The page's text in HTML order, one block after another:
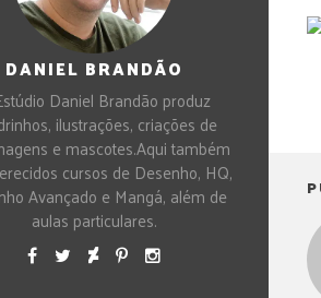
DANIEL BRANDÃO
Daniel Brandão produz
ilustrações, criações de
e mascotes.Aqui também
cursos de Desenho, HQ,
Avançado e Mangá, além de
aulas particulares.